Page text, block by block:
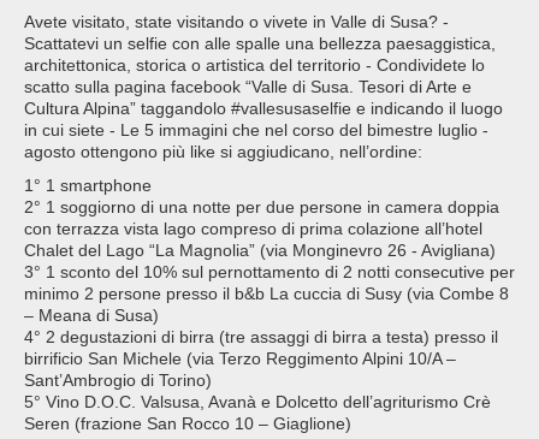
Avete visitato, state visitando o vivete in Valle di Susa? -
Scattatevi un selfie con alle spalle una bellezza paesaggistica,
architettonica, storica o artistica del territorio - Condividete lo
scatto sulla pagina facebook “Valle di Susa. Tesori di Arte e
Cultura Alpina” taggandolo #vallesusaselfie e indicando il luogo
in cui siete - Le 5 immagini che nel corso del bimestre luglio -
agosto ottengono più like si aggiudicano, nell’ordine:
1° 1 smartphone
2° 1 soggiorno di una notte per due persone in camera doppia
con terrazza vista lago compreso di prima colazione all’hotel
Chalet del Lago “La Magnolia” (via Monginevro 26 - Avigliana)
3° 1 sconto del 10% sul pernottamento di 2 notti consecutive per
minimo 2 persone presso il b&b La cuccia di Susy (via Combe 8
– Meana di Susa)
4° 2 degustazioni di birra (tre assaggi di birra a testa) presso il
birrificio San Michele (via Terzo Reggimento Alpini 10/A –
Sant’Ambrogio di Torino)
5° Vino D.O.C. Valsusa, Avanà e Dolcetto dell’agriturismo Crè
Seren (frazione San Rocco 10 – Giaglione)